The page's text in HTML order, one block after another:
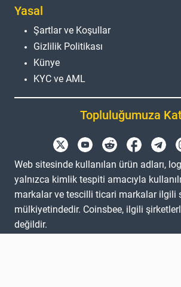
Yasal
Şartlar ve Koşullar
Gizlilik Politikası
Künye
KYC ve AML
Topluluğumuza
Web sitesinde kullanılan ürün adları,
yalnızca kimlik tespiti amacıyla
markalar ve tescilli ticari markalar ilgili
mülkiyetindedir. Coinsbee, ilgili
değildir.